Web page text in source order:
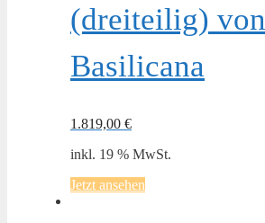
(dreiteilig) von
Basilicana
1.819,00 €
inkl. 19 % MwSt.
Jetzt ansehen